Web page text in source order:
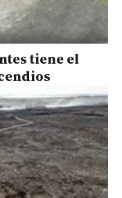
tiene el